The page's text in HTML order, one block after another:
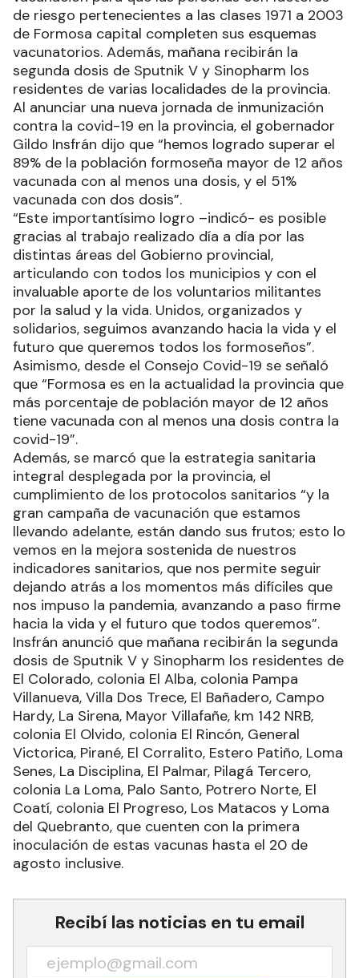
de riesgo pertenecientes a las clases 1971 a 2003
de Formosa capital completen sus esquemas
vacunatorios. Además, mañana recibirán la
segunda dosis de Sputnik V y Sinopharm los
residentes de varias localidades de la provincia.
Al anunciar una nueva jornada de inmunización
contra la covid-19 en la provincia, el gobernador
Gildo Insfrán dijo que “hemos logrado superar el
89% de la población formoseña mayor de 12 años
vacunada con al menos una dosis, y el 51%
vacunada con dos dosis”.
“Este importantísimo logro –indicó- es posible
gracias al trabajo realizado día a día por las
distintas áreas del Gobierno provincial,
articulando con todos los municipios y con el
invaluable aporte de los voluntarios militantes
por la salud y la vida. Unidos, organizados y
solidarios, seguimos avanzando hacia la vida y el
futuro que queremos todos los formoseños”.
Asimismo, desde el Consejo Covid-19 se señaló
que “Formosa es en la actualidad la provincia que
más porcentaje de población mayor de 12 años
tiene vacunada con al menos una dosis contra la
covid-19”.
Además, se marcó que la estrategia sanitaria
integral desplegada por la provincia, el
cumplimiento de los protocolos sanitarios “y la
gran campaña de vacunación que estamos
llevando adelante, están dando sus frutos; esto lo
vemos en la mejora sostenida de nuestros
indicadores sanitarios, que nos permite seguir
dejando atrás a los momentos más difíciles que
nos impuso la pandemia, avanzando a paso firme
hacia la vida y el futuro que todos queremos”.
Insfrán anunció que mañana recibirán la segunda
dosis de Sputnik V y Sinopharm los residentes de
El Colorado, colonia El Alba, colonia Pampa
Villanueva, Villa Dos Trece, El Bañadero, Campo
Hardy, La Sirena, Mayor Villafañe, km 142 NRB,
colonia El Olvido, colonia El Rincón, General
Victorica, Pirané, El Corralito, Estero Patiño, Loma
Senes, La Disciplina, El Palmar, Pilagá Tercero,
colonia La Loma, Palo Santo, Potrero Norte, El
Coatí, colonia El Progreso, Los Matacos y Loma
del Quebranto, que cuenten con la primera
inoculación de estas vacunas hasta el 20 de
agosto inclusive.
Recibí las noticias en tu email